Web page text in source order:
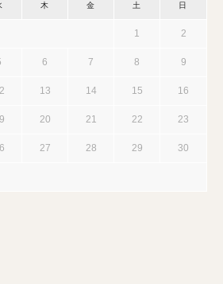
木 金 土 日
1 2
6 7 8 9
13 14 15 16
20 21 22 23
27 28 29 30